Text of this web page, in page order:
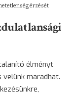
érzését
élményt
velünk maradhat.